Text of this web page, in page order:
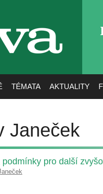
TÉMATA AKTUALITY
Janeček
podmínky pro další